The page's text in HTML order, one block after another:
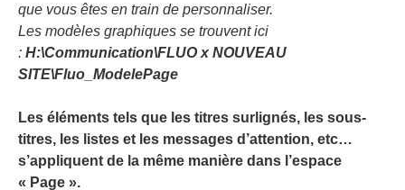
que vous êtes en train de personnaliser.
Les modèles graphiques se trouvent ici
: H:\Communication\FLUO x NOUVEAU
SITE\Fluo_ModelePage
Les éléments tels que les titres surlignés, les sous-
titres, les listes et les messages d’attention, etc…
s’appliquent de la même manière dans l’espace
« Page ».